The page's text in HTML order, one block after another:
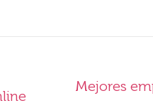
Publicación
Mejores